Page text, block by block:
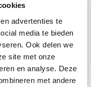
advertenties te
media te bieden
Ook delen we
site met onze
en analyse. Deze
met andere